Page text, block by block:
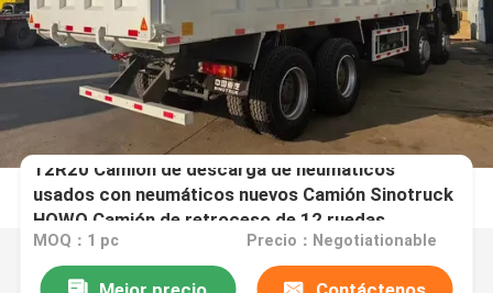
12R20 Camión de descarga de neumáticos
usados con neumáticos nuevos Camión Sinotruck
HOWO Camión de retroceso de 12 ruedas
MOQ：1 pc Precio：Negotiationable